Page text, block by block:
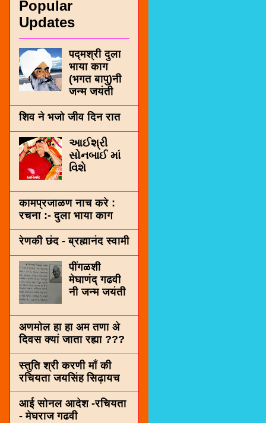
Popular
Updates
पद्मश्री दुला
भाया काग
(भगत बापु)नी
जन्म जयंती
शिव ने भजो जीव दिन रात
આઈશ્રી
સોનબાઈ માં
વિશે
कामप्रजाळण नाच करे :
रचना :- दुला भाया काग
रेणकी छंद - ब्रह्मानंद स्वामी
पींगळशी
मेघाणंद् गढवी
नी जन्म जयंती
अणमोल हा हा अम तणा अे
दिवस क्यां जाता रह्या ???
स्तुति श्री करणी माँ की
रचियता जयसिंह सिढ़ायच
आई सोनल आदेश -रचियता
- मेघराज गढवी